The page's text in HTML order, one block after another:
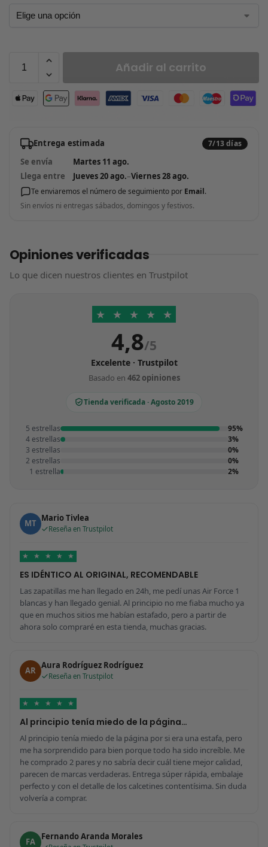
Añadir al carrito
Entrega estimada 7/13 días
Se envía
Martes 11 ago.
Llega entre
Jueves 20 ago.–Viernes 28 ago.
Te enviaremos el número de seguimiento por Email.
Sin envíos ni entregas sábados, domingos y festivos.
Opiniones verificadas
Lo que dicen nuestros clientes en Trustpilot
★ ★ ★ ★ ★
4,8/5
Excelente · Trustpilot
Basado en 462 opiniones
Tienda verificada · Agosto 2019
5 estrellas
95%
4 estrellas
3%
3 estrellas
0%
2 estrellas
0%
1 estrella
2%
MT Mario Tivlea
Reseña en Trustpilot
★ ★ ★ ★ ★
ES IDÉNTICO AL ORIGINAL, RECOMENDABLE
Las zapatillas me han llegado en 24h, me pedí unas Air Force 1
blancas y han llegado genial. Al principio no me fiaba mucho ya
que en muchos sitios me habían estafado, pero a partir de
ahora solo compraré en esta tienda, muchas gracias.
AR Aura Rodríguez Rodríguez
Reseña en Trustpilot
★ ★ ★ ★ ★
Al principio tenía miedo de la página…
Al principio tenía miedo de la página por si era una estafa, pero
me ha sorprendido para bien porque todo ha sido increíble. Me
he comprado 2 pares y no sabría decir cuál tiene mejor calidad,
parecen de marcas verdaderas. Entrega súper rápida, embalaje
perfecto y con el detalle de los calcetines contentísima. Sin duda
volvería a comprar.
FA Fernando Aranda Morales